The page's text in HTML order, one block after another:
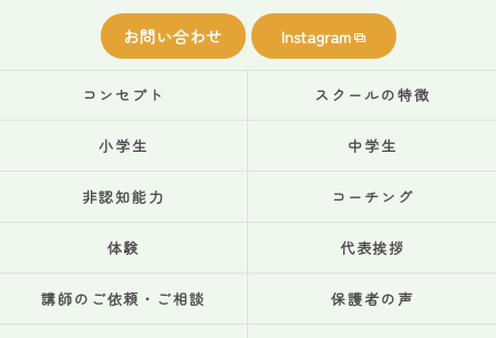
お問い合わせ Instagram
コンセプト スクールの特徴
小学生 中学生
非認知能力 コーチング
体験 代表挨拶
講師のご依頼・ご相談 保護者の声